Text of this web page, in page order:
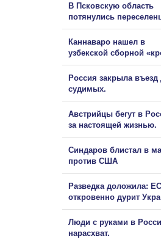
В Псковскую область
потянулись
Каннаваро нашел в
узбекской сборной
Россия закрыла въезд
судимых.
Австрийцы бегут в
за настоящей жизнью.
Синдаров блистал в
против США
Разведка доложила: ЕС
откровенно дурит
Люди с руками в
нарасхват.